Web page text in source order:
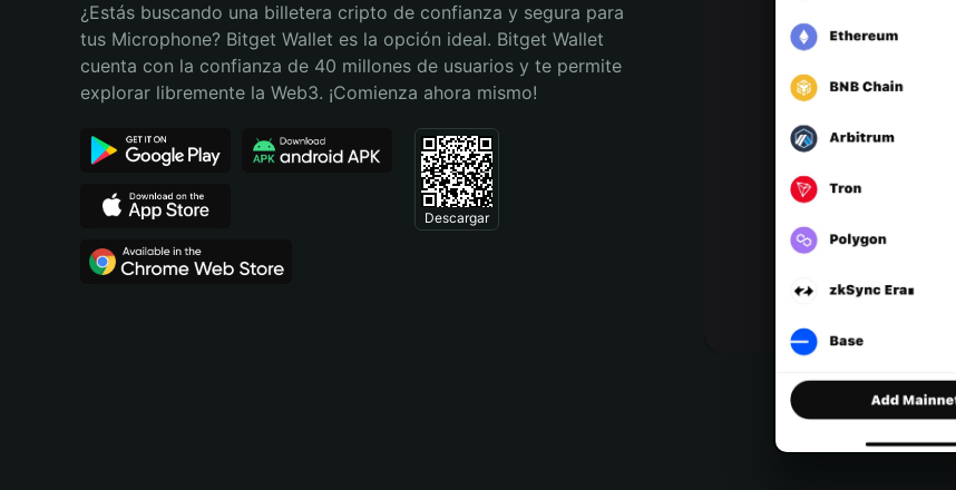
Português (Brasil)
Español (Argentina)
¿Estás buscando una billetera cripto de confianza y segura para
tus Microphone? Bitget Wallet es la opción ideal. Bitget Wallet
cuenta con la confianza de 40 millones de usuarios y te permite
explorar libremente la Web3. ¡Comienza ahora mismo!
Descargar